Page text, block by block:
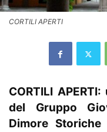
CORTILI APERTI
CORTILI
del Gruppo
Dimore